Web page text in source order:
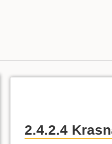
2.4.2.4